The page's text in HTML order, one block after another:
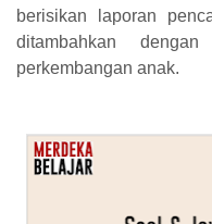
berisikan laporan
ditambahkan
perkembangan anak.